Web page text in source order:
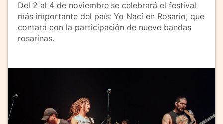
Del 2 al 4 de noviembre se celebrará el festival
más importante del país: Yo Nací en Rosario, que
contará con la participación de nueve bandas
rosarinas.